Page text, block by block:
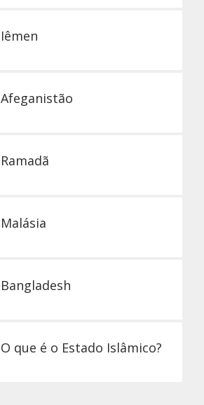
Iêmen
Afeganistão
Ramadã
Malásia
Bangladesh
O que é o Estado Islâmico?